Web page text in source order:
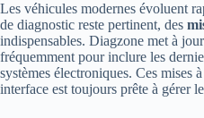
Les véhicules modernes évoluent
de diagnostic reste pertinent, des
indispensables. Diagzone met à
fréquemment pour inclure les
systèmes électroniques. Ces mises
interface est toujours prête à gérer